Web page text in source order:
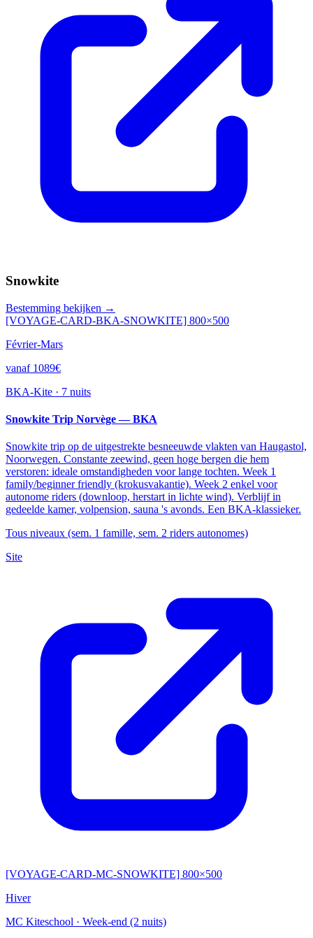
Snowkite
Bestemming bekijken →
[VOYAGE-CARD-BKA-SNOWKITE] 800×500
Février-Mars
vanaf 1089€
BKA-Kite · 7 nuits
Snowkite Trip Norvège — BKA
Snowkite trip op de uitgestrekte besneeuwde vlakten van Haugastol,
Noorwegen. Constante zeewind, geen hoge bergen die hem
verstoren: ideale omstandigheden voor lange tochten. Week 1
family/beginner friendly (krokusvakantie). Week 2 enkel voor
autonome riders (downloop, herstart in lichte wind). Verblijf in
gedeelde kamer, volpension, sauna 's avonds. Een BKA-klassieker.
Tous niveaux (sem. 1 famille, sem. 2 riders autonomes)
Site
[VOYAGE-CARD-MC-SNOWKITE] 800×500
Hiver
MC Kiteschool · Week-end (2 nuits)